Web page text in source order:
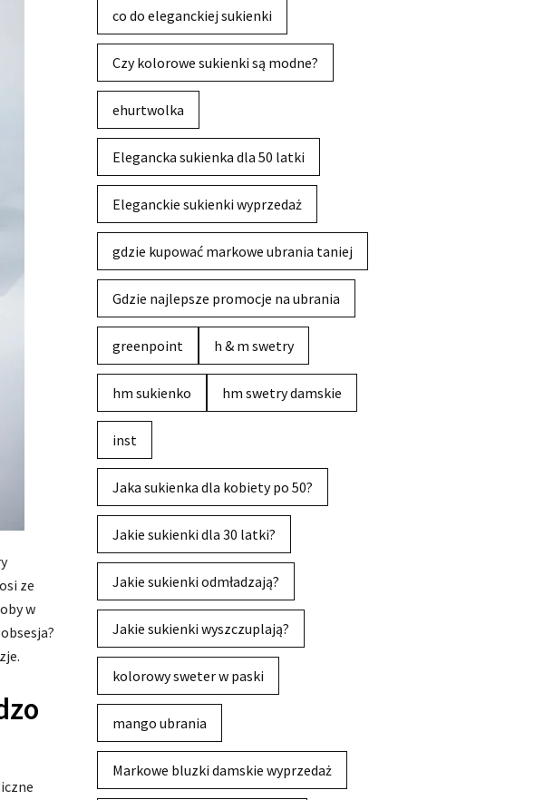
ze
w
co do eleganckiej sukienki
Czy kolorowe sukienki są modne?
ehurtwolka
Elegancka sukienka dla 50 latki
Eleganckie sukienki wyprzedaż
gdzie kupować markowe ubrania taniej
Gdzie najlepsze promocje na ubrania
greenpoint h & m swetry
hm sukienko hm swetry damskie
inst
Jaka sukienka dla kobiety po 50?
Jakie sukienki dla 30 latki?
Jakie sukienki odmładzają?
Jakie sukienki wyszczuplają?
kolorowy sweter w paski
mango ubrania
Markowe bluzki damskie wyprzedaż